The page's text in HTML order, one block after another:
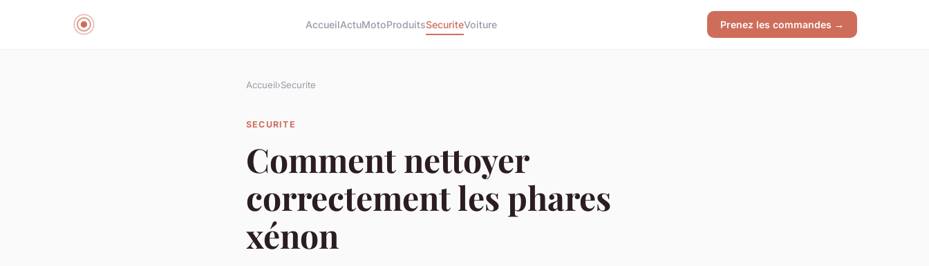
AccueilActuMotoProduitsSecuriteVoiture Prenez les commandes →
Accueil›Securite
SECURITE
Comment nettoyer
correctement les phares
xénon